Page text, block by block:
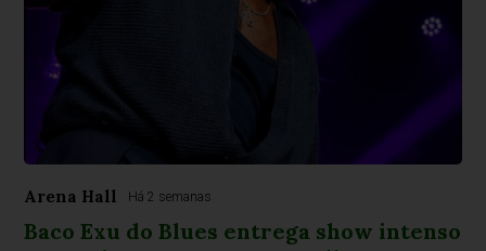
Arena Hall Há 2 semanas
Baco Exu do Blues entrega show intenso